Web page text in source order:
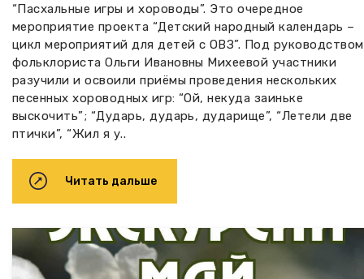
“Пасхальные игры и хороводы”. Это очередное
мероприятие проекта “Детский народный календарь –
цикл мероприятий для детей с ОВЗ”. Под руководством
фольклориста Ольги Ивановны Михеевой участники
разучили и освоили приёмы проведения нескольких
песенных хороводных игр: “Ой, некуда заиньке
выскочить”; “Дударь, дударь, дударище”, “Летели две
птички”, “Жил я у..
Читать дальше